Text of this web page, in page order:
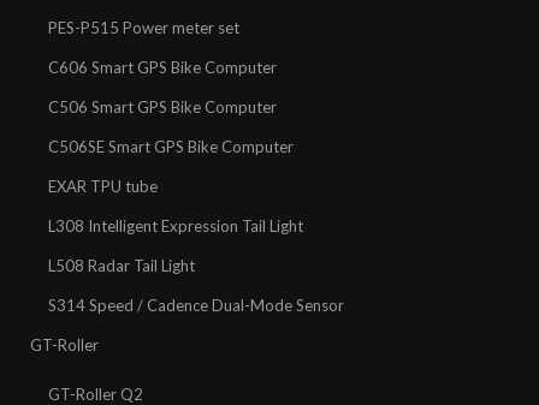
PES-P515 Power meter set
C606 Smart GPS Bike Computer
C506 Smart GPS Bike Computer
C506SE Smart GPS Bike Computer
EXAR TPU tube
L308 Intelligent Expression Tail Light
L508 Radar Tail Light
S314 Speed / Cadence Dual-Mode Sensor
GT-Roller
GT-Roller Q2